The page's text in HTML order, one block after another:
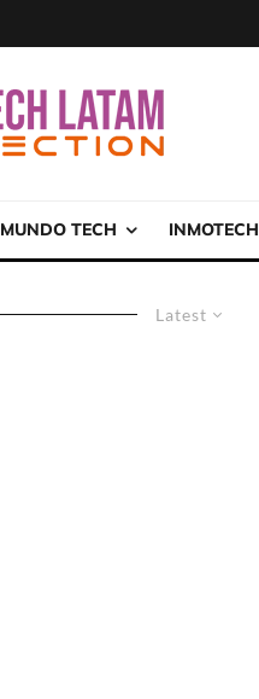
MUNDO TECH INMOTECH
Latest